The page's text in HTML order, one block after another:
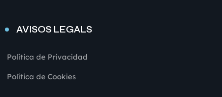
AVISOS LEGALS
Política de Privacidad
Política de Cookies